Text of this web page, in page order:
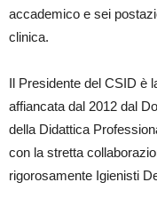
accademico e sei
clinica.
Il Presidente del CSID è
affiancata dal 2012 dal
della Didattica
con la stretta
rigorosamente Igienisti